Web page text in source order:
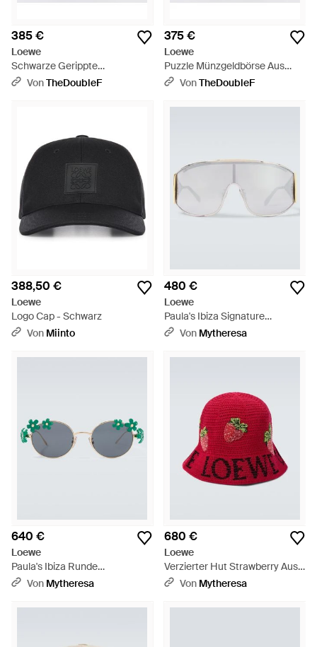
385 €
Loewe
Schwarze Gerippte
Kaschmirmütze - Schwarz
VonTheDoubleF
375 €
Loewe
Puzzle Münzgeldbörse Aus
Schwarzem Leder Mit
VonTheDoubleF
388,50 €
Loewe
Logo Cap - Schwarz
Von Miinto
480 €
Loewe
Paula's Ibiza Signature
Sonnenbrille - Weiß
Von Mytheresa
640 €
Loewe
Paula's Ibiza Runde
Sonnenbrille Signature - Blau
Von Mytheresa
680 €
Loewe
Verzierter Hut Strawberry Aus
Haekelstrick - Rot
Von Mytheresa